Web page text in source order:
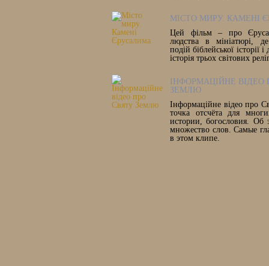
МІСТО МИРУ. КАМЕНІ
Цей фільм – про
людства в мініатюрі, де
подій біблейської історії
історія трьох світових
ІНФОРМАЦІЙНЕ ВІДЕО
ЗЕМЛЮ
Інформаційне відео про
точка отсчёта для
истории, богословия. Об
множество слов. Самые
в этом клипе.